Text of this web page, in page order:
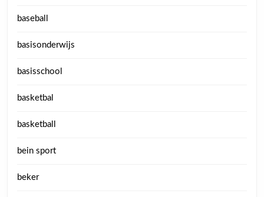
baseball
basisonderwijs
basisschool
basketbal
basketball
bein sport
beker